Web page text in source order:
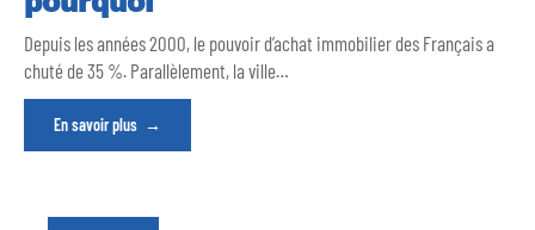
Depuis les années 2000, le pouvoir d’achat immobilier des Français a
chuté de 35 %. Parallèlement, la ville…
En savoir plus